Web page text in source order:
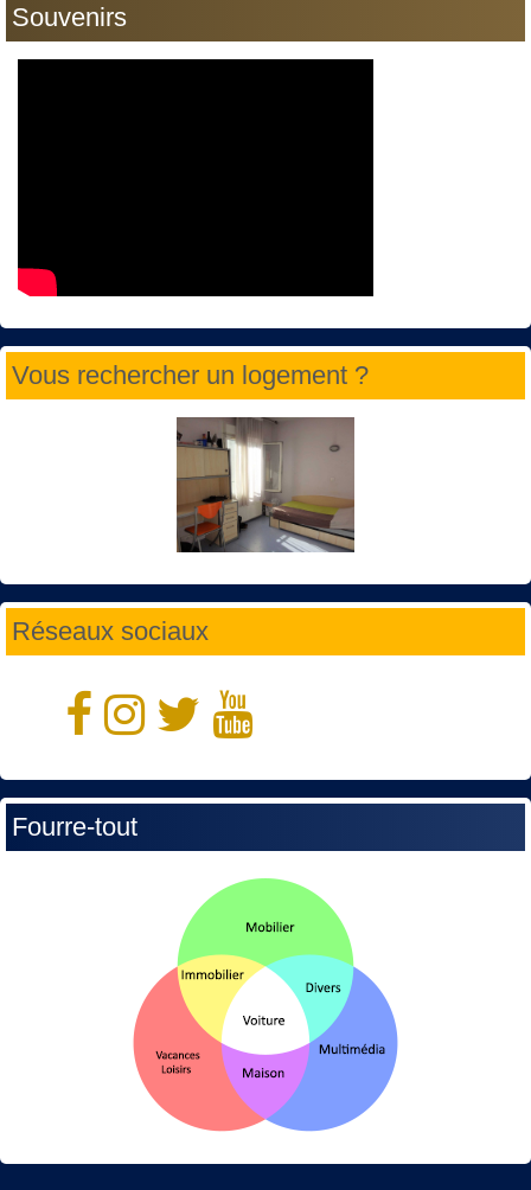
Souvenirs
Vous rechercher un logement ?
Réseaux sociaux
Fourre-tout